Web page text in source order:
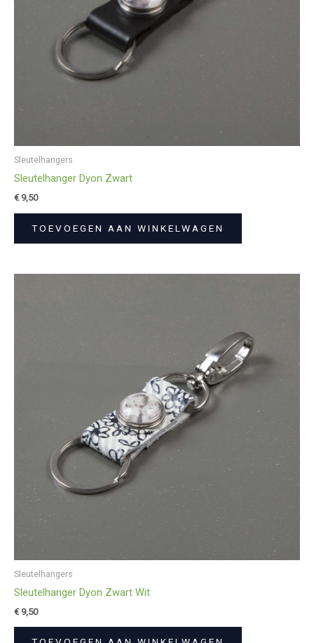
Sleutelhangers
Sleutelhanger Dyon Zwart
€9,50
TOEVOEGEN AAN WINKELWAGEN
Sleutelhangers
Sleutelhanger Dyon Zwart Wit
€9,50